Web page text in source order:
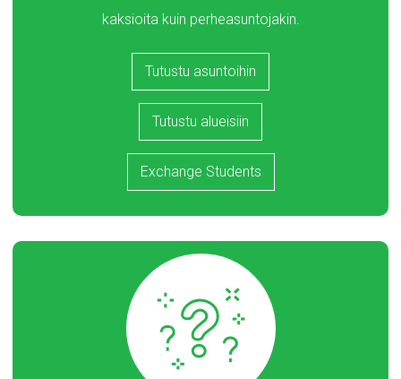
kaksioita kuin perheasuntojakin.
Tutustu asuntoihin
Tutustu alueisiin
Exchange Students